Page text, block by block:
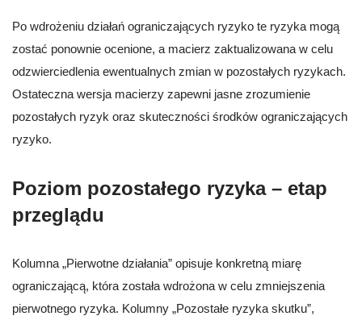
Po wdrożeniu działań ograniczających ryzyko te ryzyka mogą
zostać ponownie ocenione, a macierz zaktualizowana w celu
odzwierciedlenia ewentualnych zmian w pozostałych ryzykach.
Ostateczna wersja macierzy zapewni jasne zrozumienie
pozostałych ryzyk oraz skuteczności środków ograniczających
ryzyko.
Poziom pozostałego ryzyka – etap
przeglądu
Kolumna „Pierwotne działania” opisuje konkretną miarę
ograniczającą, która została wdrożona w celu zmniejszenia
pierwotnego ryzyka. Kolumny „Pozostałe ryzyka skutku”,